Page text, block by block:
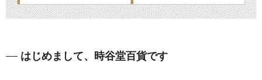
はじめまして、時谷堂百貨です